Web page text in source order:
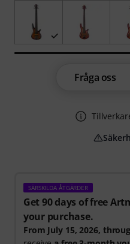
SÄRSKILDA ÅTGÄRDER
Get 90 days of free
your purchase.
From July 15, 2026,
Fråga oss